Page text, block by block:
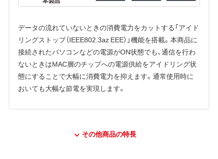
データの流れていないときの消費電力をカットする「アイド
リングストップ（IEEE802.3az EEE）」機能を搭載。本商品に
接続されたパソコンなどの電源がON状態でも、通信を行わ
ないときはMAC層のチップへの電源供給をアイドリング状
態にすることで大幅に消費電力を抑えます。通常使用時に
おいても大幅な節電を実現します。
その他商品の特長